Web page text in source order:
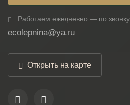
Работаем ежедневно — по звонку
ecolepnina@ya.ru
Открыть на карте